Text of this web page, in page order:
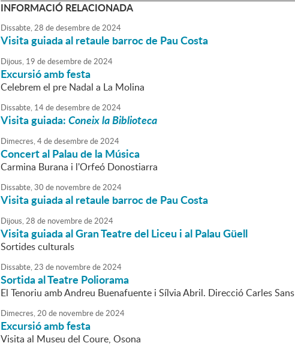
INFORMACIÓ RELACIONADA
Dissabte,28 dedesembrede2024
Visita guiada al retaule barroc de Pau Costa
Dijous, 19 dedesembrede2024
Excursió amb festa
Celebrem el pre Nadal a La Molina
Dissabte, 14dedesembrede2024
Visita guiada:Coneix la Biblioteca
Dimecres,4dedesembrede2024
Concert al Palau de la Música
Carmina Burana i l'Orfeó Donostiarra
Dissabte,30 de novembrede2024
Visita guiada al retaule barroc de Pau Costa
Dijous,28 de novembrede2024
Visita guiada al Gran Teatre del Liceu i al Palau Güell
Sortides culturals
Dissabte,23 de novembrede2024
Sortida al Teatre Poliorama
El Tenoriu amb Andreu Buenafuente i Sílvia Abril. Direcció Carles Sans
Dimecres,20 de novembrede2024
Excursió amb festa
Visita al Museu del Coure, Osona